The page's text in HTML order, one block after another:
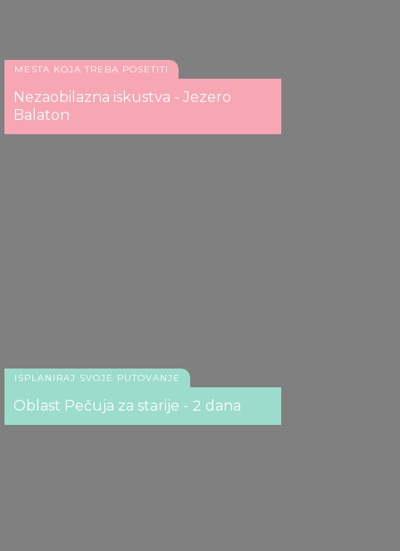
MESTA KOJA TREBA POSETITI
Nezaobilazna iskustva - Jezero
Balaton
ISPLANIRAJ SVOJE PUTOVANJE
Oblast Pečuja za starije - 2 dana